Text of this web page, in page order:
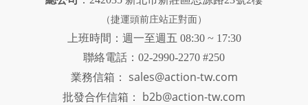
（捷運頭前庄站正對面）
上班時間：週一至週五 08:30 ~ 17:30
聯絡電話：02-2990-2270 #250
業務信箱： sales@action-tw.com
批發合作信箱： b2b@action-tw.com